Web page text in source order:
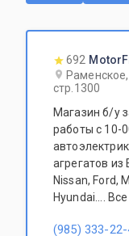
692
стр.1300
Магазин б/у
работы с 10-
агрегатов
Nissan, Ford,
Hyundai.... Все запчасти привозятся только из
(985) 333-